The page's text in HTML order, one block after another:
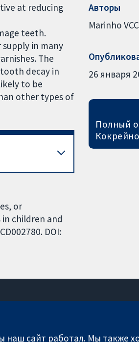
at reducing
teeth.
in many
The
decay in
to be
other types of
or
children and
DOI:
Авторы
Marinho VCC
26 января
Полный
сайт работал. Мы также